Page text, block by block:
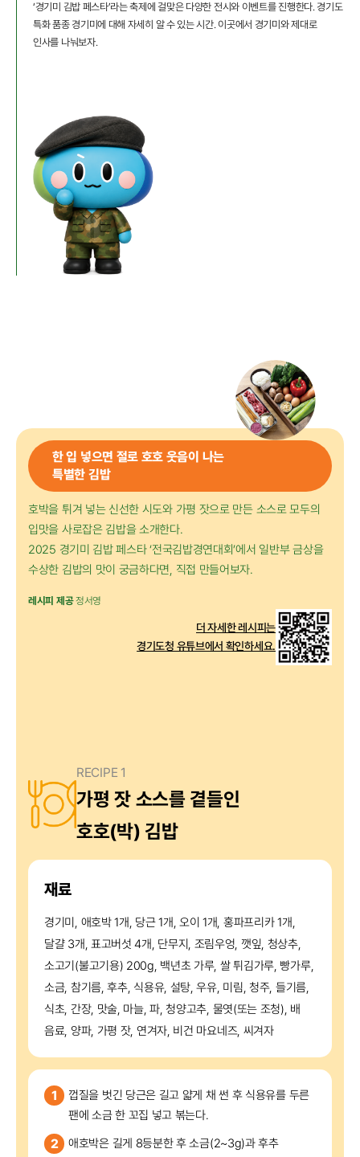
‘경기미 김밥 페스타’라는 축제에 걸맞은 다양한 전시와 이벤트를 진행한다. 경기도
특화 품종 경기미에 대해 자세히 알 수 있는 시간. 이곳에서 경기미와 제대로
인사를 나눠보자.
한 입 넣으면 절로 호호 웃음이 나는
특별한 김밥
호박을 튀겨 넣는 신선한 시도와 가평 잣으로 만든 소스로모두의
입맛을 사로잡은 김밥을 소개한다.
2025 경기미 김밥 페스타 ‘전국김밥경연대회’에서 일반부 금상을
수상한 김밥의 맛이 궁금하다면, 직접 만들어보자.
레시피 제공정서영
더 자세한 레시피는
경기도청 유튜브에서 확인하세요.
RECIPE 1
가평 잣 소스를 곁들인
호호(박) 김밥
재료
경기미, 애호박 1개, 당근 1개, 오이 1개, 홍파프리카 1개,
달걀 3개, 표고버섯 4개, 단무지, 조림우엉, 깻잎, 청상추,
소고기(불고기용) 200g, 백년초 가루, 쌀 튀김가루, 빵가루,
소금, 참기름, 후추, 식용유, 설탕, 우유, 미림, 청주, 들기름,
식초, 간장, 맛술, 마늘, 파, 청양고추, 물엿(또는 조청), 배
음료, 양파, 가평 잣, 연겨자, 비건 마요네즈, 씨겨자
1
껍질을 벗긴 당근은 길고 얇게 채 썬 후 식용유를 두른
팬에 소금 한 꼬집 넣고 볶는다.
2
애호박은 길게 8등분한 후 소금(2~3g)과 후추